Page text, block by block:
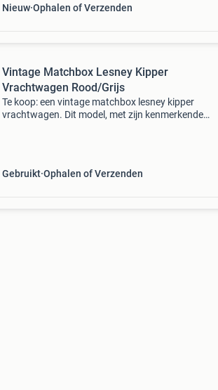
Nieuw Ophalen of Verzenden
Vintage Matchbox Lesney Kipper
Vrachtwagen Rood/Grijs
Te koop: een vintage matchbox lesney kipper
vrachtwagen. Dit model, met zijn kenmerkende
Gebruikt Ophalen of Verzenden